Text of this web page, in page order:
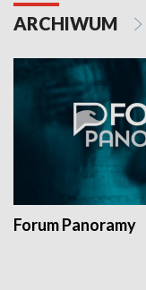
ARCHIWUM
Forum Panoramy